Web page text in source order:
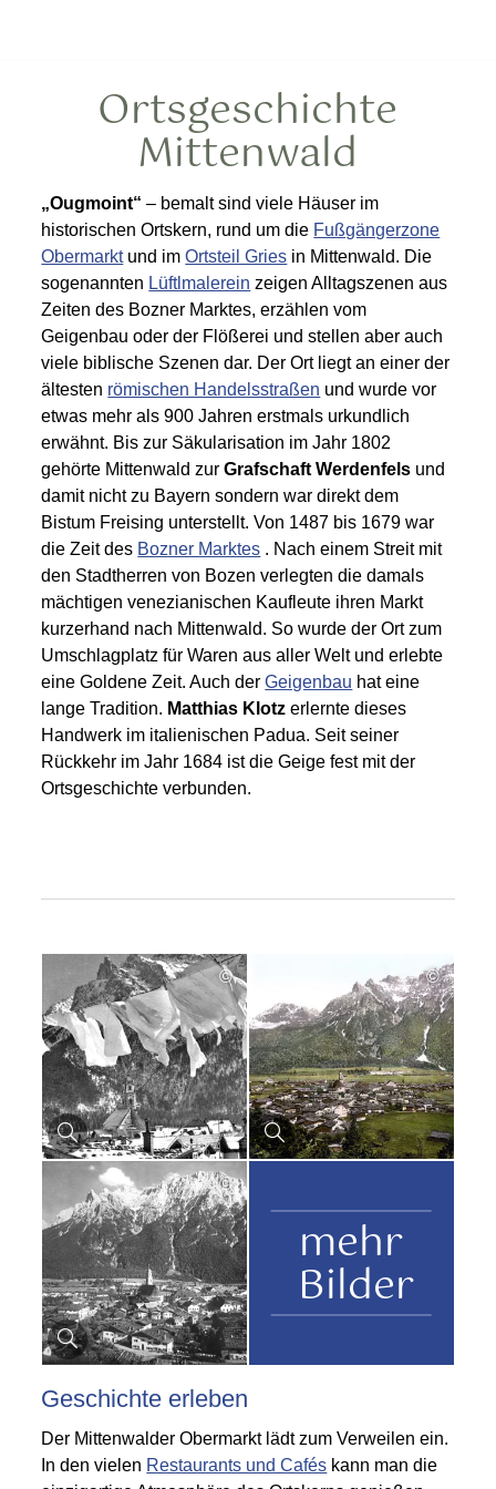
Ortsgeschichte
Mittenwald
„Ougmoint“ – bemalt sind viele Häuser im
historischen Ortskern, rund um die Fußgängerzone
Obermarktund imOrtsteil Gries in Mittenwald. Die
sogenannten Lüftlmalerein zeigen Alltagszenen aus
Zeiten des Bozner Marktes, erzählen vom
Geigenbau oder der Flößerei und stellen aber auch
viele biblische Szenen dar. Der Ort liegt an einer der
ältesten römischen Handelsstraßen und wurde vor
etwas mehr als 900 Jahren erstmals urkundlich
erwähnt. Bis zur Säkularisation im Jahr 1802
gehörte Mittenwald zurGrafschaft Werdenfels und
damit nicht zu Bayern sondern war direkt dem
Bistum Freising unterstellt. Von 1487 bis 1679 war
die Zeit des Bozner Marktes . Nach einem Streit mit
den Stadtherren von Bozen verlegten die damals
mächtigen venezianischen Kaufleute ihren Markt
kurzerhand nach Mittenwald. So wurde der Ort zum
Umschlagplatz für Waren aus aller Welt und erlebte
eine Goldene Zeit. Auch derGeigenbau hat eine
lange Tradition. Matthias Klotz erlernte dieses
Handwerk im italienischen Padua. Seit seiner
Rückkehr im Jahr 1684 ist die Geige fest mit der
Ortsgeschichte verbunden.
© ©
©
mehr
Bilder
Geschichte erleben
Der Mittenwalder Obermarkt lädt zum Verweilen ein.
In den vielen Restaurants und Cafés kann man die